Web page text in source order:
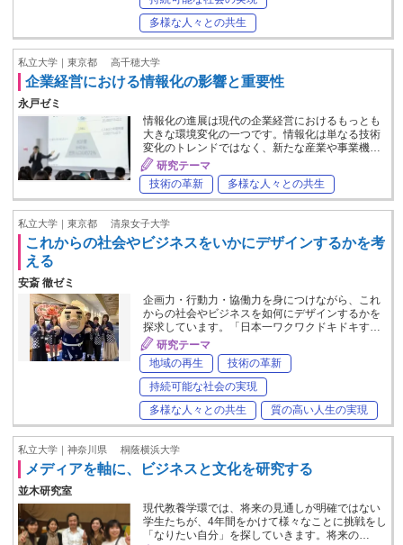
多様な人々との共生
私立大学｜東京都 高千穂大学
企業経営における情報化の影響と重要性
永戸ゼミ
情報化の進展は現代の企業経営におけるもっとも
大きな環境変化の一つです。情報化は単なる技術
変化のトレンドではなく、新たな産業や事業機…
研究テーマ
技術の革新
多様な人々との共生
私立大学｜東京都 清泉女子大学
これからの社会やビジネスをいかにデザインするかを考
える
安斎 徹ゼミ
企画力・行動力・協働力を身につけながら、これ
からの社会やビジネスを如何にデザインするかを
探求しています。「日本一ワクワクドキドキす…
研究テーマ
地域の再生
技術の革新
持続可能な社会の実現
多様な人々との共生
質の高い人生の実現
私立大学｜神奈川県 桐蔭横浜大学
メディアを軸に、ビジネスと文化を研究する
並木研究室
現代教養学環では、将来の見通しが明確ではない
学生たちが、4年間をかけて様々なことに挑戦をし
「なりたい自分」を探していきます。将来の…